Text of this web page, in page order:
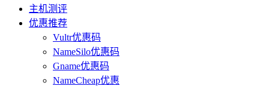
主机测评
优惠推荐
Vultr优惠码
NameSilo优惠码
Gname优惠码
NameCheap优惠